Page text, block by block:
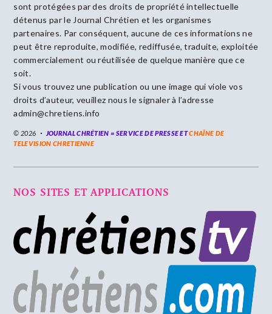
sont protégées par des droits de propriété intellectuelle
détenus par le Journal Chrétien et les organismes
partenaires. Par conséquent, aucune de ces informations ne
peut être reproduite, modifiée, rediffusée, traduite, exploitée
commercialement ou réutilisée de quelque manière que ce
soit.
Si vous trouvez une publication ou une image qui viole vos
droits d’auteur, veuillez nous le signaler à l’adresse
admin@chretiens.info
© 2026 JOURNAL CHRÉTIEN = SERVICE DE PRESSE ETCHAÎNE DE
TELEVISION CHRETIENNE
NOS SITES ET APPLICATIONS